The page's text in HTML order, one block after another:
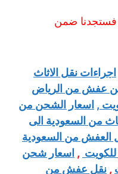
ضمن
نقل الاثاث
عفش من الرياض
, اسعار الشحن من
من السعودية الى
العفش من السعودية
,اسعار شحن
,نقل عفش من